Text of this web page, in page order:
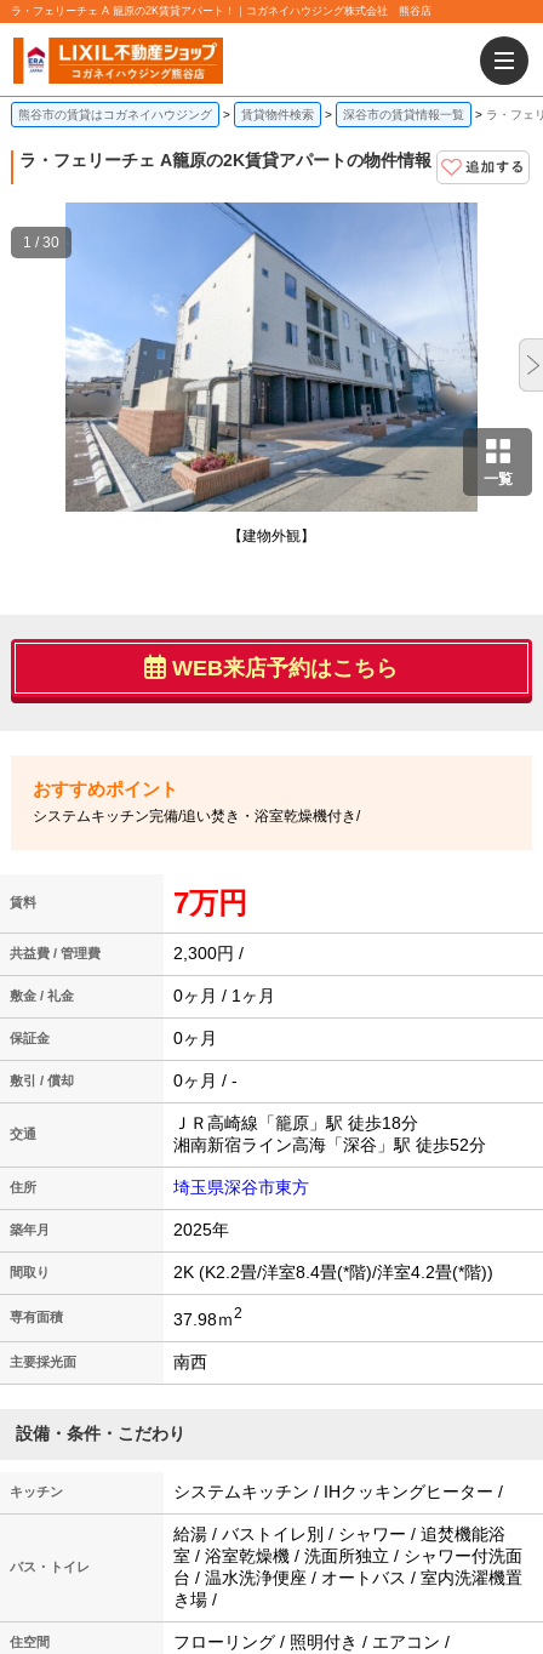
ラ・フェリーチェ A 籠原の2K賃貸アパート！｜コガネイハウジング株式会社 熊谷店
熊谷市の賃貸はコガネイハウジング 賃貸物件検索 深谷市の賃貸情報一覧 ラ・フェ
ラ・フェリーチェ A籠原の2K賃貸アパートの物件情報
一覧
【建物外観】
1 / 30
WEB来店予約はこちら
システムキッチン完備/追い焚き・浴室乾燥機付き/
賃料 7万円
共益費 / 管理費 2,300円 /
敷金 / 礼金 0ヶ月 / 1ヶ月
保証金 0ヶ月
敷引 / 償却 0ヶ月 / -
交通
ＪＲ高崎線「籠原」駅 徒歩18分
湘南新宿ライン高海「深谷」駅 徒歩52分
住所 埼玉県深谷市東方
築年月 2025年
間取り 2K (K2.2畳/洋室8.4畳(*階)/洋室4.2畳(*階))
専有面積 37.98ｍ2
主要採光面 南西
設備・条件・こだわり
キッチン システムキッチン / IHクッキングヒーター /
バス・トイレ
給湯 / バストイレ別 / シャワー / 追焚機能浴
室 / 浴室乾燥機 / 洗面所独立 / シャワー付洗面
台 / 温水洗浄便座 / オートバス / 室内洗濯機置
き場 /
住空間 フローリング / 照明付き / エアコン /